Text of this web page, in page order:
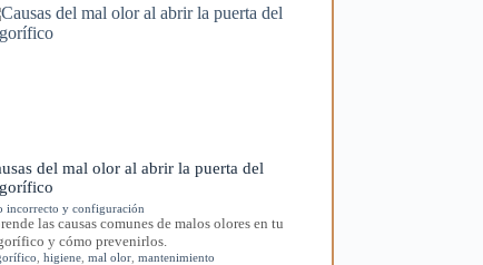
del mal olor al abrir la puerta del
incorrecto y configuración
las causas comunes de malos olores en tu
y cómo prevenirlos.
,higiene ,mal olor ,mantenimiento